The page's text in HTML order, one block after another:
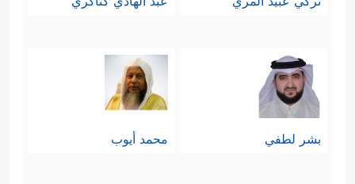
بشر لطفي محمد أيوب